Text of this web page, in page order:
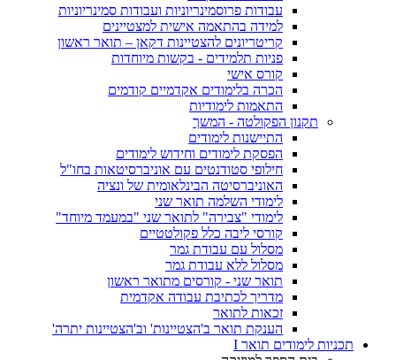
עבודות פרוסמינריוניות ועבודות סמינריוניות
למידה בהתאמה אישית למצטיינים
קריטריונים להצטיינות דקאן – תואר ראשון
פניות תלמידים - בקשות מיוחדות
קורס אישי
הכרה בלימודים אקדמיים קודמים
התאמות לימודיות
תקנון הפקולטה - המשך
התיישנות לימודים
הפסקת לימודים וחידוש לימודים
חילופי סטודנטים עם אוניברסיטאות בחו"ל
האוניברסיטה הבינלאומית של ונציה
לימודי השלמה תואר שני
לימודי "צבירה" לתואר שני "במעמד מיוחד"
קורסי ליבה כלל פקולטטיים
מסלול עם עבודת גמר
מסלול ללא עבודת גמר
תואר שני - קורסים מתואר ראשון
מדריך לכתיבת עבודה אקדמית
זכאות לתואר
הענקת תואר ב'הצטיינות' וב'הצטיינות יתרה'
תכניות לימודים תואר I